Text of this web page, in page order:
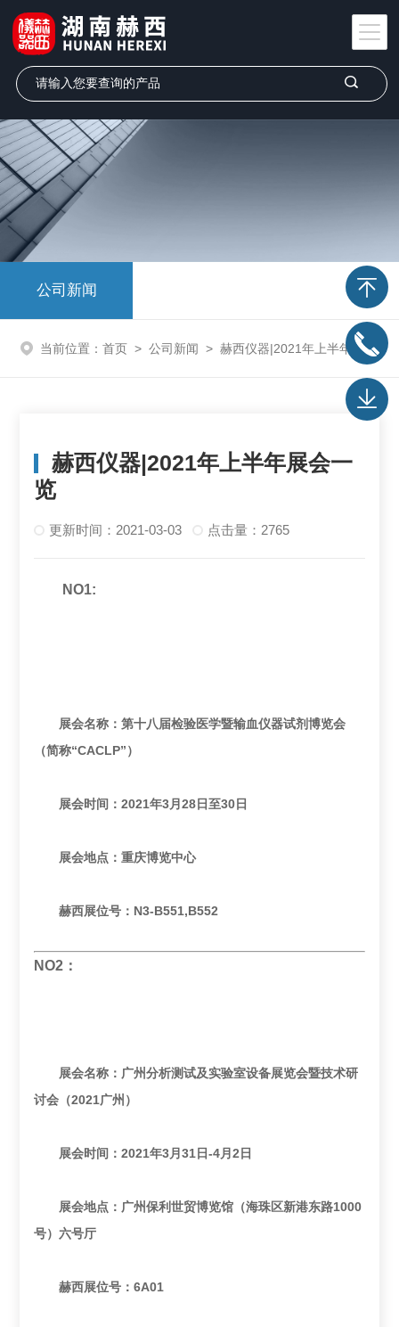
公司新闻
当前位置： 首页 > 公司新闻 > 赫西仪器|2021年上半年展会一览
赫西仪器|2021年上半年展会一
览
更新时间：2021-03-03 点击量：2765
NO1:
展会名称：第十八届检验医学暨输血仪器试剂博览会
（简称“CACLP”）
展会时间：2021年3月28日至30日
展会地点：重庆博览中心
赫西展位号：N3-B551,B552
NO2：
展会名称：广州分析测试及实验室设备展览会暨技术研
讨会（2021广州）
展会时间：2021年3月31日-4月2日
展会地点：广州保利世贸博览馆（海珠区新港东路1000
号）六号厅
赫西展位号：6A01